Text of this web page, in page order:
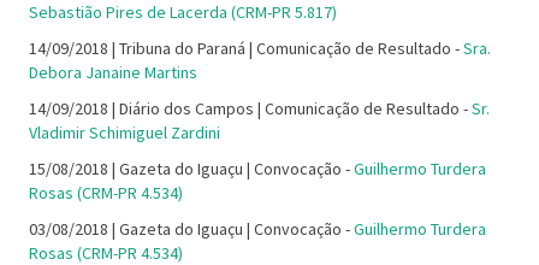
Sebastião Pires de Lacerda (CRM-PR 5.817)
14/09/2018 | Tribuna do Paraná | Comunicação de Resultado -Sra.
Debora Janaine Martins
14/09/2018 | Diário dos Campos | Comunicação de Resultado -Sr.
Vladimir Schimiguel Zardini
15/08/2018 | Gazeta do Iguaçu | Convocação -Guilhermo Turdera
Rosas (CRM-PR 4.534)
03/08/2018 | Gazeta do Iguaçu | Convocação -Guilhermo Turdera
Rosas (CRM-PR 4.534)